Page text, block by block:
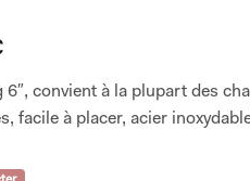
6″, convient à la plupart des
facile à placer, acier